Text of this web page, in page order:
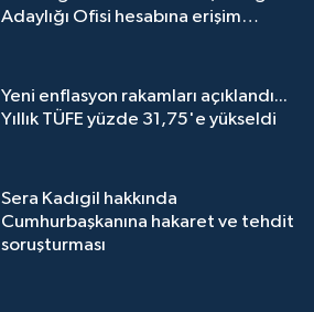
Adaylığı Ofisi hesabına erişim
Yeni enflasyon rakamları açıklandı...
Yıllık TÜFE yüzde 31,75'e yükseldi
Sera Kadıgil hakkında
Cumhurbaşkanına hakaret ve tehdit
soruşturması